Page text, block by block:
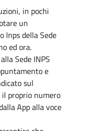
in pochi
un
Inps della Sede
ed ora.
Sede INPS
e
sul
proprio numero
App alla voce